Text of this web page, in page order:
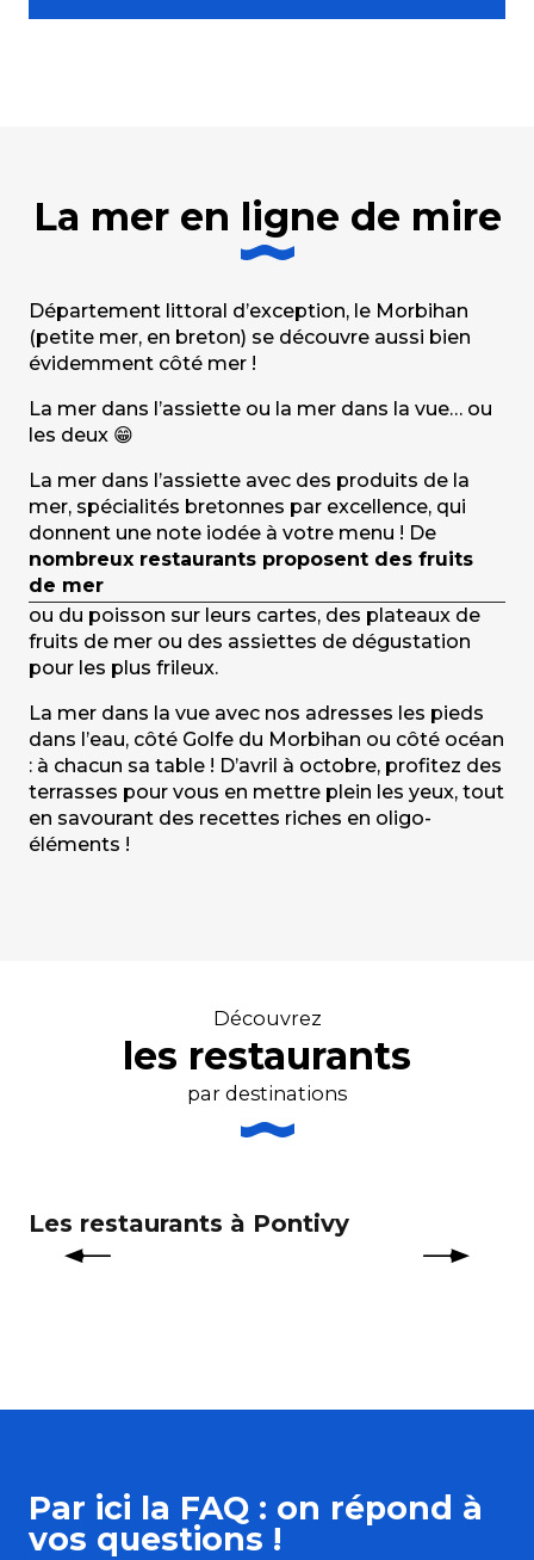
La mer en ligne de mire
Département littoral d’exception, le Morbihan
(petite mer, en breton) se découvre aussi bien
évidemment côté mer !
La mer dans l’assiette ou la mer dans la vue… ou
les deux 😁
La mer dans l’assiette avec des produits de la
mer, spécialités bretonnes par excellence, qui
donnent une note iodée à votre menu ! De
nombreux restaurants proposent des fruits
de mer
ou du poisson sur leurs cartes, des plateaux de
fruits de mer ou des assiettes de dégustation
pour les plus frileux.
La mer dans la vue avec nos adresses les pieds
dans l’eau, côté Golfe du Morbihan ou côté océan
: à chacun sa table ! D’avril à octobre, profitez des
terrasses pour vous en mettre plein les yeux, tout
en savourant des recettes riches en oligo-
éléments !
Découvrez
les restaurants
par destinations
Les restaurants à Pontivy
Par ici la FAQ : on répond à
vos questions !